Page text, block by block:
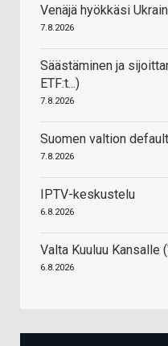
Venäjä hyökkäsi
7.8.2026
Säästäminen ja
ETF:t...)
7.8.2026
Suomen valtion
7.8.2026
IPTV-keskustelu
6.8.2026
Valta Kuuluu Kansalle
6.8.2026